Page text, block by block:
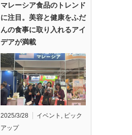
マレーシア食品のトレンド
に注目。美容と健康をふだ
んの食事に取り入れるアイ
デアが満載
2025/3/28 イベント
ピック
アップ